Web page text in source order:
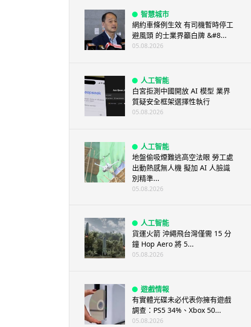
智慧城市
網約車條例生效 有司機暫時停工
避風頭 的士業界籲白牌 &#8...
05.08.2026
人工智能
白宮拒測中國開放 AI 模型 業界
質疑安全框架選擇性執行
05.08.2026
人工智能
地盤偷吸煙難逃高空法眼 勞工處
出動熱感無人機 擬加 AI 人臉識
別精準...
05.08.2026
人工智能
貨運火箭 沖繩飛台灣僅需 15 分
鐘 Hop Aero 將 5...
05.08.2026
遊戲情報
有實體光碟未必代表你擁有遊戲
調查：PS5 34%、Xbox 50...
05.08.2026